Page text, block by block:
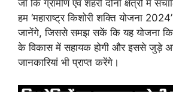
जो कि ग्रामीण एवं शहरी दोनों क्षेत्रों में
हम ‘महाराष्ट्र किशोरी शक्ति योजना
जानेंगे, जिससे समझ सकें कि यह योजना किस
के विकास में सहायक होगी और इससे जुड़े
जानकारियां भी प्राप्त करेंगे।